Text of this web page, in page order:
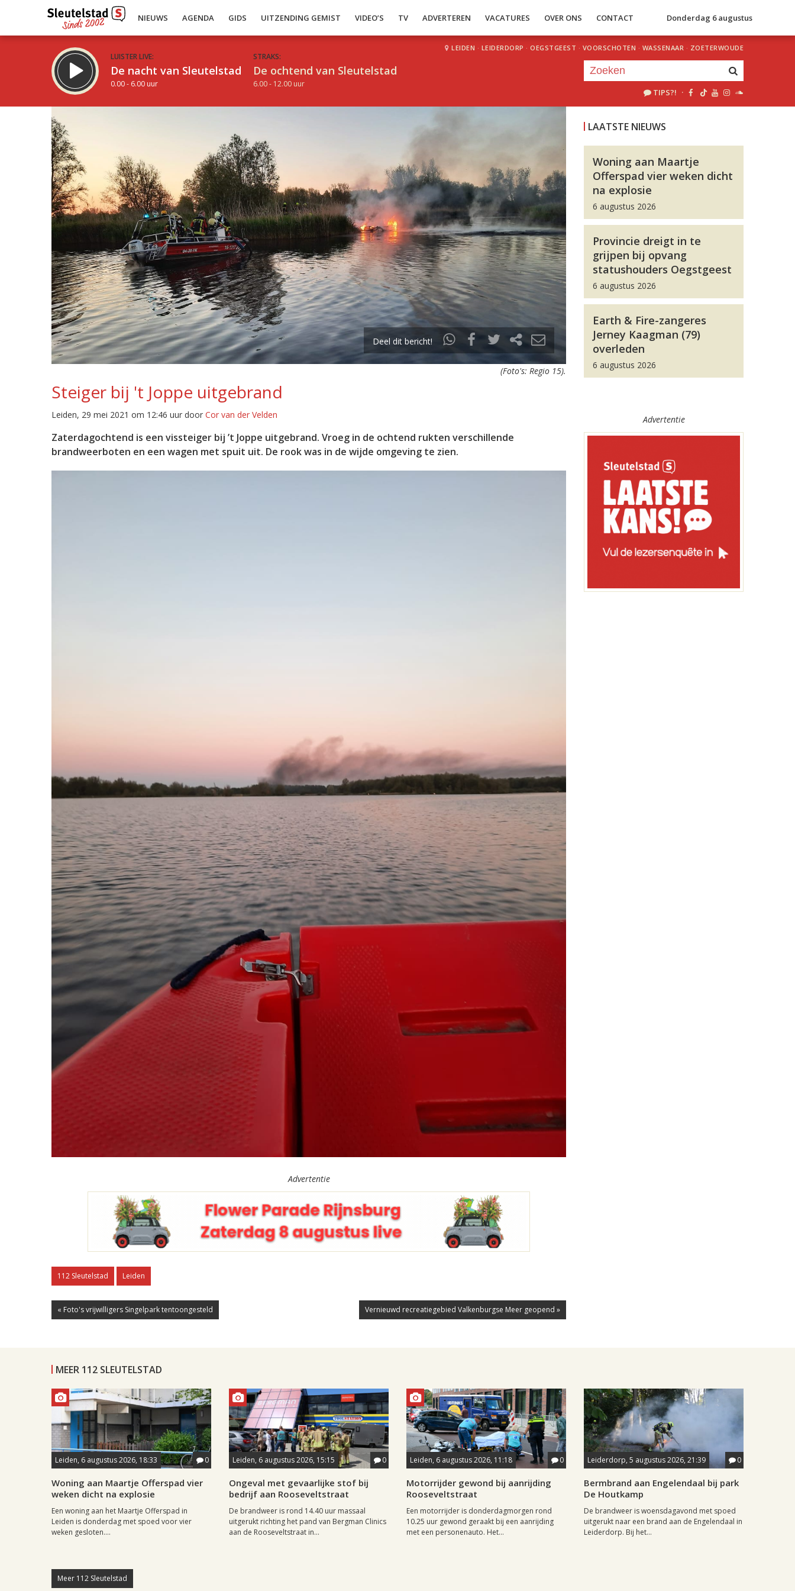
NIEUWS AGENDA GIDS UITZENDING GEMIST VIDEO’S TV ADVERTEREN VACATURES OVER ONS CONTACT Donderdag 6 augustus
LUISTER LIVE:
De nacht van Sleutelstad
0.00 - 6.00 uur
STRAKS:
De ochtend van Sleutelstad
6.00 - 12.00 uur
LEIDEN · LEIDERDORP · OEGSTGEEST · VOORSCHOTEN · WASSENAAR · ZOETERWOUDE
TIPS?! ·
Inklappen
Deel dit bericht!
(Foto's: Regio 15).
Steiger bij 't Joppe uitgebrand
Leiden, 29 mei 2021 om 12:46 uur door Cor van der Velden
Zaterdagochtend is een vissteiger bij ’t Joppe uitgebrand. Vroeg in de ochtend rukten verschillende
brandweerboten en een wagen met spuit uit. De rook was in de wijde omgeving te zien.
Advertentie
112 Sleutelstad Leiden
« Foto's vrijwilligers Singelpark tentoongesteld Vernieuwd recreatiegebied Valkenburgse Meer geopend »
LAATSTE NIEUWS
Woning aan Maartje
Offerspad vier weken dicht
na explosie
6 augustus 2026
Provincie dreigt in te
grijpen bij opvang
statushouders Oegstgeest
6 augustus 2026
Earth & Fire-zangeres
Jerney Kaagman (79)
overleden
6 augustus 2026
Advertentie
MEER 112 SLEUTELSTAD
Leiden, 6 augustus 2026, 18:33 0
Woning aan Maartje Offerspad vier
weken dicht na explosie
Een woning aan het Maartje Offerspad in
Leiden is donderdag met spoed voor vier
weken gesloten....
Leiden, 6 augustus 2026, 15:15 0
Ongeval met gevaarlijke stof bij
bedrijf aan Rooseveltstraat
De brandweer is rond 14.40 uur massaal
uitgerukt richting het pand van Bergman Clinics
aan de Rooseveltstraat in...
Leiden, 6 augustus 2026, 11:18 0
Motorrijder gewond bij aanrijding
Rooseveltstraat
Een motorrijder is donderdagmorgen rond
10.25 uur gewond geraakt bij een aanrijding
met een personenauto. Het...
Leiderdorp, 5 augustus 2026, 21:39 0
Bermbrand aan Engelendaal bij park
De Houtkamp
De brandweer is woensdagavond met spoed
uitgerukt naar een brand aan de Engelendaal in
Leiderdorp. Bij het...
Meer 112 Sleutelstad